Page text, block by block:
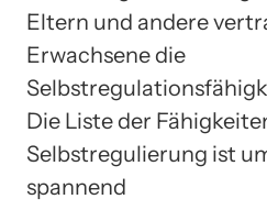
Eltern und andere
Erwachsene die
Die Liste der
Selbstregulierung ist
spannend